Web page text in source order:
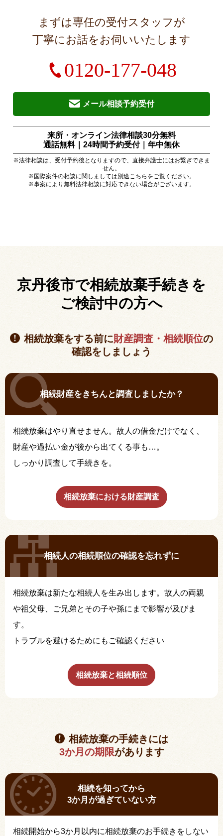
まずは専任の受付スタッフが
丁寧にお話をお伺いいたします
0120-177-048
メール相談予約受付
来所・オンライン法律相談30分無料
通話無料｜24時間予約受付｜ 年中無休
※法律相談は、受付予約後となりますので、直接弁護士にはお繋ぎできま
せん。
※国際案件の相談に関しましては別途こちら をご覧ください。
※事案により無料法律相談に対応できない場合がございます。
京丹後市で相続放棄手続きを
ご検討中の方へ
相続放棄をする前に財産調査・相続順位の
確認をしましょう
相続財産をきちんと調査しましたか？
相続放棄はやり直せません。故人の借金だけでなく、
財産や過払い金が後から出てくる事も…。
しっかり調査して手続きを。
相続放棄における財産調査
相続人の相続順位の確認を忘れずに
相続放棄は新たな相続人を生み出します。故人の両親
や祖父母、ご兄弟とその子や孫にまで影響が及びま
す。
トラブルを避けるためにもご確認ください
相続放棄と相続順位
相続放棄の手続きには
3か月の期限があります
相続を知ってから
3か月が過ぎていない方
相続開始から3か月以内に相続放棄のお手続きをしない